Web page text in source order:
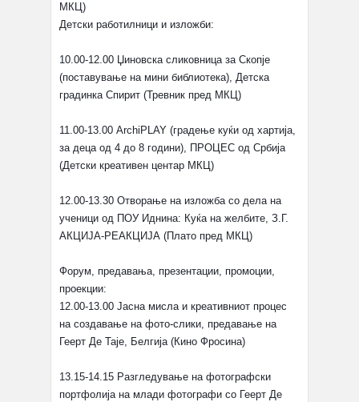
МКЦ)
Детски работилници и изложби:
10.00-12.00 Џиновска сликовница за Скопје
(поставување на мини библиотека), Детска
градинка Спирит (Тревник пред МКЦ)
11.00-13.00 ArchiPLAY (градење куќи од хартија,
за деца од 4 до 8 години), ПРОЦЕС од Србија
(Детски креативен центар МКЦ)
12.00-13.30 Отворање на изложба со дела на
ученици од ПОУ Иднина: Куќа на желбите, З.Г.
АКЦИЈА-РЕАКЦИЈА (Плато пред МКЦ)
Форум, предавања, презентации, промоции,
проекции:
12.00-13.00 Јасна мисла и креативниот процес
на создавање на фото-слики, предавање на
Геерт Де Таје, Белгија (Кино Фросина)
13.15-14.15 Разгледување на фотографски
портфолија на млади фотографи со Геерт Де